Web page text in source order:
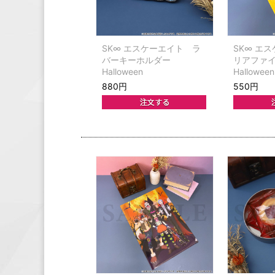
SK∞ エスケーエイト ラ
バーキーホルダー
Halloween
880円
SK∞ エ
リアフ
550円